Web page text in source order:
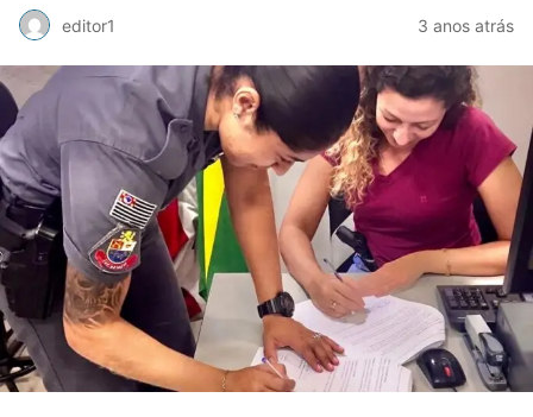
editor1 3 anos atrás